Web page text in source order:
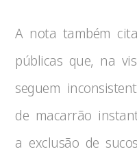
A nota também
públicas que, na
seguem
de macarrão
a exclusão de